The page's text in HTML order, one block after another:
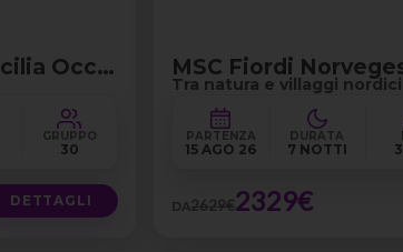
Marsala - Favignana e Sicilia Occidentale
GRUPPO
30
DETTAGLI
MSC Fiordi
Tra natura e villaggi nordici
PARTENZA
15 AGO 26
DURATA
7 NOTTI
DA2629€2329€